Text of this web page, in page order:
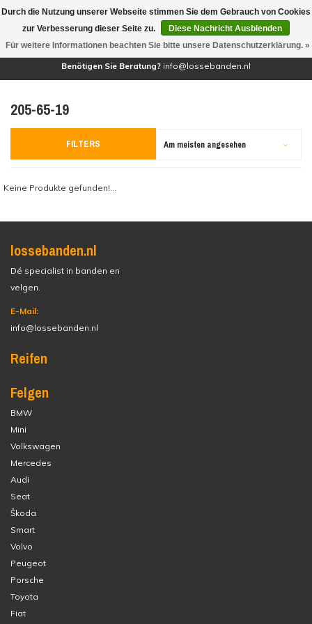
(0)
Benötigen Sie Beratung? info@lossebanden.nl
205-65-19
FILTERS Am meisten angesehen
Keine Produkte gefunden!...
lossebanden.nl
Dé specialist in banden en
velgen.
E-Mail:
info@lossebanden.nl
Reifen
Felgen
BMW
Mini
Volkswagen
Mercedes
Audi
Seat
Škoda
Smart
Volvo
Peugeot
Porsche
Toyota
Fiat
Durch die Nutzung unserer Webseite stimmen Sie dem Gebrauch von Cookies
zur Verbesserung dieser Seite zu.
Diese Nachricht Ausblenden
Für weitere Informationen beachten Sie bitte unsere Datenschutzerklärung. »